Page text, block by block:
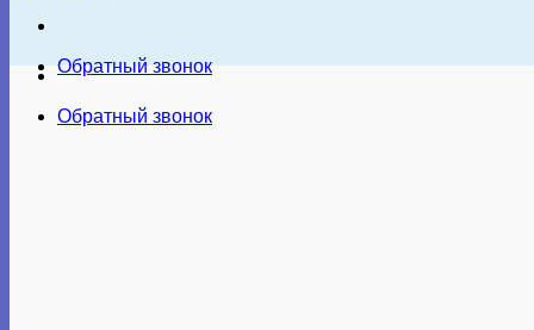
Обратный звонок
Обратный звонок